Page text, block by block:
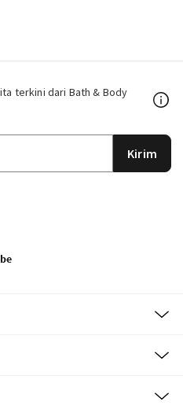
terkini dari Bath & Body
Kirim